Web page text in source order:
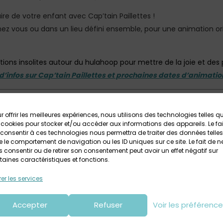
offrir les meilleures expériences, nous utilisons des technologies telles
pour stocker et/ou accéder aux informations des appareils. Le
à ces technologies nous permettra de traiter des données telles
le comportement de navigation ou les ID uniques sur ce site. Le fait de
consentir ou de retirer son consentement peut avoir un effet négatif sur
caractéristiques et fonctions.
les services
Accepter Refuser Voir les
de votre enfant avec Cap’tain Paillettes !
vous ou dans un lieu défini ensemble, pour une animation
insolites autour du hulahoop pour mettre de la joie et
sur Cap’tain Paillettes et prochaines dates
écoles, municipalités … Cap’tain Paillettes a un message
de Bretagne de hulahoop au printemps, où je passerais
écoles la journée, et un cours tout public le soir. Mais pour
pour m’accueillir. Donc n’hésitez pas à me contacter
! Des visites guidées de Brest :
les infos sur Brest Walking Tours ICI